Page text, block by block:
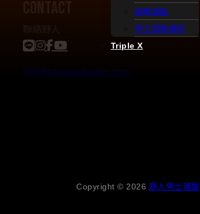
服務據點
男士理髮課程
Triple X
info@savagesbarber.com
Copyright © 2026 野人男士理髮